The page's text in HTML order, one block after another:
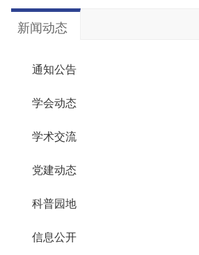
新闻动态
通知公告
学会动态
学术交流
党建动态
科普园地
信息公开